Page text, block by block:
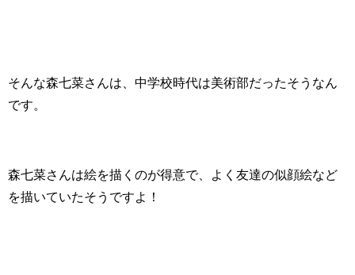
そんな森七菜さんは、中学校時代は美術部だったそうなん
です。
森七菜さんは絵を描くのが得意で、よく友達の似顔絵など
を描いていたそうですよ！